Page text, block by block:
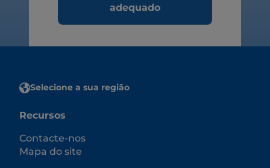
adequado
Selecione a sua região
Recursos
Contacte-nos
Mapa do site